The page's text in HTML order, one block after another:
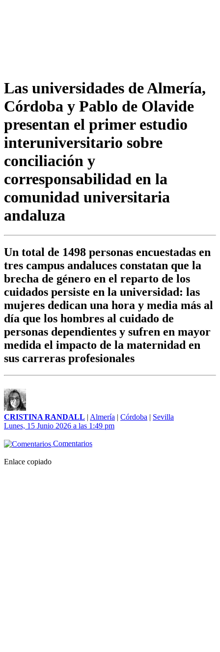
Las universidades de Almería,
Córdoba y Pablo de Olavide
presentan el primer estudio
interuniversitario sobre
conciliación y
corresponsabilidad en la
comunidad universitaria
andaluza
Un total de 1498 personas encuestadas en
tres campus andaluces constatan que la
brecha de género en el reparto de los
cuidados persiste en la universidad: las
mujeres dedican una hora y media más al
día que los hombres al cuidado de
personas dependientes y sufren en mayor
medida el impacto de la maternidad en
sus carreras profesionales
CRISTINA RANDALL | Almería | Córdoba | Sevilla
Lunes, 15 Junio 2026 a las 1:49 pm
Comentarios
Enlace copiado